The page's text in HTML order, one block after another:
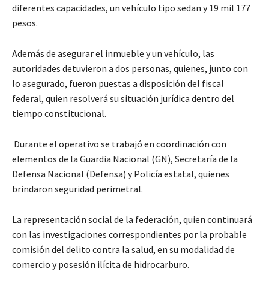
diferentes capacidades, un vehículo tipo sedan y 19 mil 177
pesos.
Además de asegurar el inmueble y un vehículo, las
autoridades detuvieron a dos personas, quienes, junto con
lo asegurado, fueron puestas a disposición del fiscal
federal, quien resolverá su situación jurídica dentro del
tiempo constitucional.
Durante el operativo se trabajó en coordinación con
elementos de la Guardia Nacional (GN), Secretaría de la
Defensa Nacional (Defensa) y Policía estatal, quienes
brindaron seguridad perimetral.
La representación social de la federación, quien continuará
con las investigaciones correspondientes por la probable
comisión del delito contra la salud, en su modalidad de
comercio y posesión ilícita de hidrocarburo.